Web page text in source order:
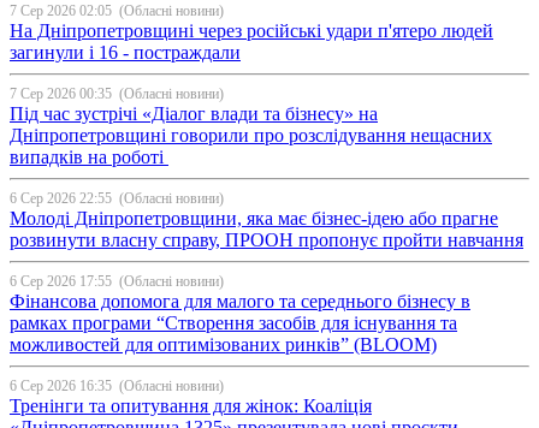
7 Сер 2026 02:05 (Обласні новини)
На Дніпропетровщині через російські удари п'ятеро людей
загинули і 16 - постраждали
7 Сер 2026 00:35 (Обласні новини)
Під час зустрічі «Діалог влади та бізнесу» на
Дніпропетровщині говорили про розслідування нещасних
випадків на роботі
6 Сер 2026 22:55 (Обласні новини)
Молоді Дніпропетровщини, яка має бізнес-ідею або прагне
розвинути власну справу, ПРООН пропонує пройти навчання
6 Сер 2026 17:55 (Обласні новини)
Фінансова допомога для малого та середнього бізнесу в
рамках програми “Створення засобів для існування та
можливостей для оптимізованих ринків” (BLOOM)
6 Сер 2026 16:35 (Обласні новини)
Тренінги та опитування для жінок: Коаліція